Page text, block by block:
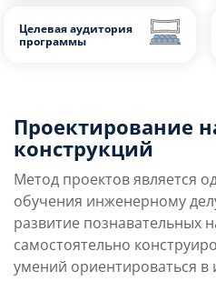
4 000р.
Приобретаемые навыки и
знания
Целевая аудитория
программы
Проектирование
конструкций
Метод проектов является
обучения инженерному
развитие познавательных
самостоятельно
умений ориентироваться